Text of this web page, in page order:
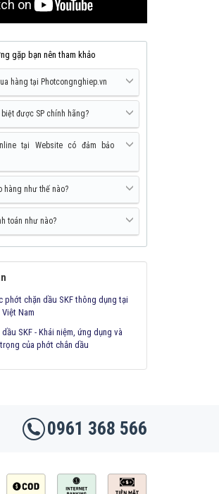
gặp bạn nên tham khảo
hàng tại Photcongnghiep.vn
được SP chính hãng?
tại Website có đảm bảo
hàng như thế nào?
toán như nào?
phớt chặn dầu SKF thông dụng tại
Nam
SKF - Khái niệm, ứng dụng và
của phớt chắn dầu
0961 368 566